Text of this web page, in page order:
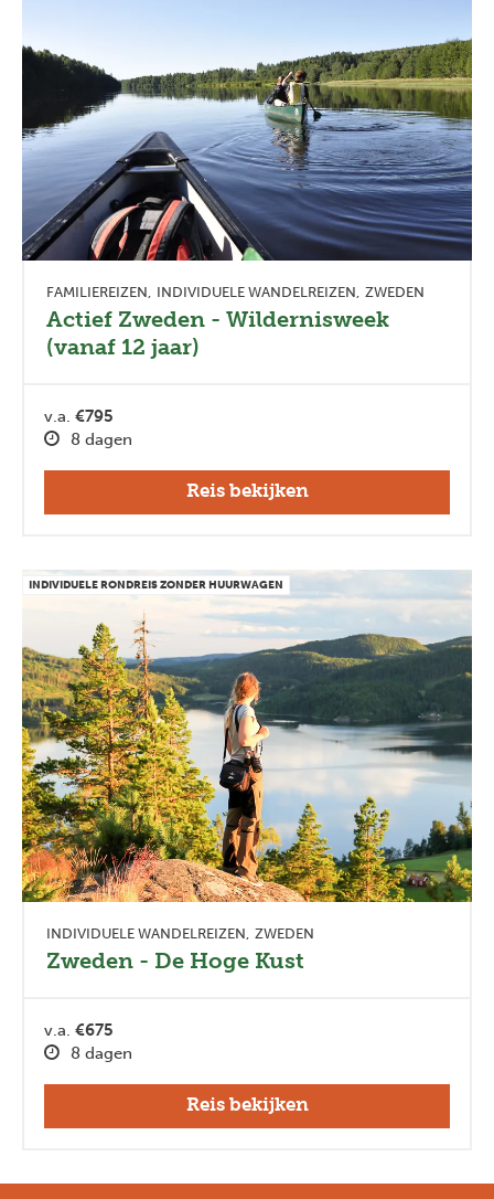
FAMILIEREIZEN INDIVIDUELE WANDELREIZEN ZWEDEN
Actief Zweden - Wildernisweek
(vanaf 12 jaar)
v.a. €795
8 dagen
Reis bekijken
INDIVIDUELE RONDREIS ZONDER HUURWAGEN
INDIVIDUELE WANDELREIZEN ZWEDEN
Zweden - De Hoge Kust
v.a. €675
8 dagen
Reis bekijken